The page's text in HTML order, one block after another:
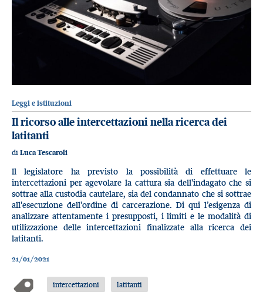
Leggi e istituzioni
Il ricorso alle intercettazioni nella ricerca dei
latitanti
di Luca Tescaroli
Il legislatore ha previsto la possibilità di effettuare le
intercettazioni per agevolare la cattura sia dell'indagato che si
sottrae alla custodia cautelare, sia del condannato che si sottrae
all'esecuzione dell'ordine di carcerazione. Di qui l’esigenza di
analizzare attentamente i presupposti, i limiti e le modalità di
utilizzazione delle intercettazioni finalizzate alla ricerca dei
latitanti.
21/01/2021
intercettazioni latitanti